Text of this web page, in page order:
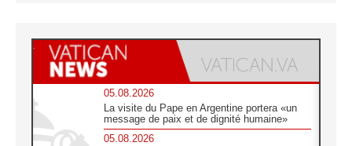
05.08.2026
La visite du Pape en Argentine portera «un
message de paix et de dignité humaine»
05.08.2026